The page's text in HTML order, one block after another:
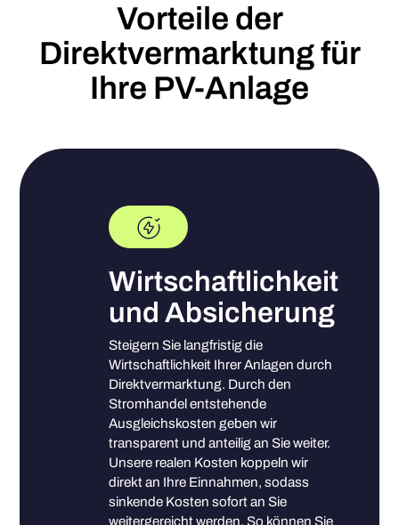
Vorteile der
Direktvermarktung für
Ihre PV-Anlage
Wirtschaftlichkeit
und Absicherung
Steigern Sie langfristig die
Wirtschaftlichkeit Ihrer Anlagen durch
Direktvermarktung. Durch den
Stromhandel entstehende
Ausgleichskosten geben wir
transparent und anteilig an Sie weiter.
Unsere realen Kosten koppeln wir
direkt an Ihre Einnahmen, sodass
sinkende Kosten sofort an Sie
weitergereicht werden. So können Sie